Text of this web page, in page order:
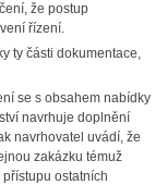
že postup
řízení.
ty části dokumentace,
se s obsahem nabídky
navrhuje doplnění
navrhovatel uvádí, že
zakázku témuž
ostatních